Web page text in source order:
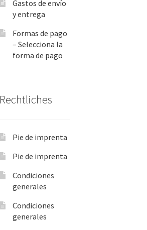
Gastos de envío
y entrega
Formas de pago
– Selecciona la
forma de pago
Rechtliches
Pie de imprenta
Pie de imprenta
Condiciones
generales
Condiciones
generales